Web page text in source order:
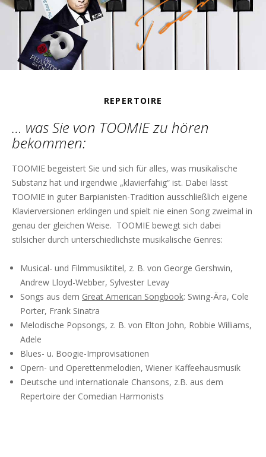
REPERTOIRE
… was Sie von TOOMIE zu hören
bekommen:
TOOMIE begeistert Sie und sich für alles, was musikalische
Substanz hat und irgendwie „klavierfähig“ ist. Dabei lässt
TOOMIE in guter Barpianisten-Tradition ausschließlich eigene
Klavierversionen erklingen und spielt nie einen Song zweimal in
genau der gleichen Weise. TOOMIE bewegt sich dabei
stilsicher durch unterschiedlichste musikalische Genres:
Musical- und Filmmusiktitel, z. B. von George Gershwin,
Andrew Lloyd-Webber, Sylvester Levay
Songs aus dem Great American Songbook: Swing-Ära, Cole
Porter, Frank Sinatra
Melodische Popsongs, z. B. von Elton John, Robbie Williams,
Adele
Blues- u. Boogie-Improvisationen
Opern- und Operettenmelodien, Wiener Kaffeehausmusik
Deutsche und internationale Chansons, z.B. aus dem
Repertoire der Comedian Harmonists